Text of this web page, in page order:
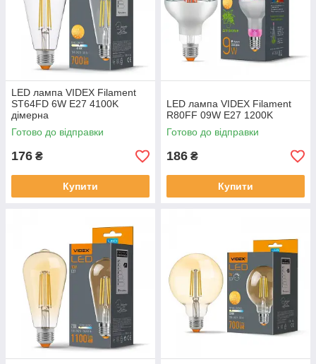
LED лампа VIDEX Filament
ST64FD 6W E27 4100K
дімерна
Готово до відправки
176 ₴
Купити
LED лампа VIDEX Filament
R80FF 09W E27 1200K
Готово до відправки
186 ₴
Купити